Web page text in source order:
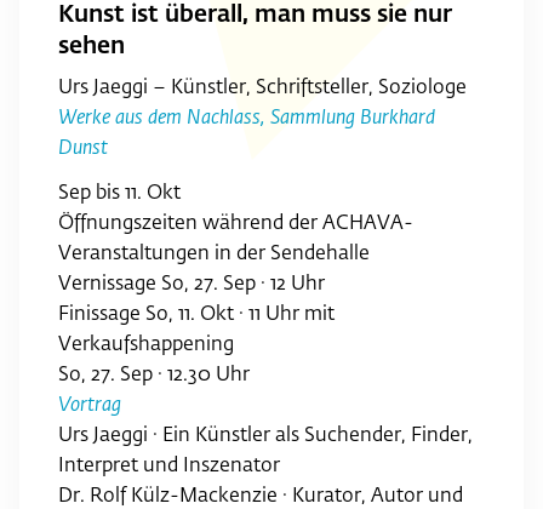
Kunst ist überall, man muss sie nur
sehen
Urs Jaeggi – Künstler, Schriftsteller, Soziologe
Werke aus dem Nachlass, Sammlung Burkhard
Dunst
Sep bis 11. Okt
Öffnungszeiten während der ACHAVA­
Veranstaltungen in der Sendehalle
Vernissage So, 27. Sep · 12 Uhr
Finissage So, 11. Okt · 11 Uhr mit
Verkaufshappening
So, 27. Sep · 12.30 Uhr
Vortrag
Urs Jaeggi · Ein Künstler als Suchender, Finder,
Interpret und Inszenator
Dr. Rolf Külz-Mackenzie · Kurator, Autor und